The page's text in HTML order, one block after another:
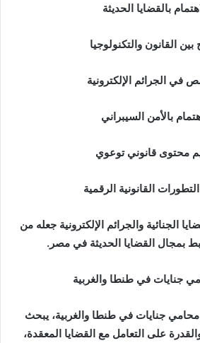
بالقضايا الحديثة
بين القانون والتكنولوجيا
في الجرائم الإلكترونية
بالأمن السيبراني
محتوى قانوني توعوي
القانونية الرقمية
الجنائية والجرائم الإلكترونية جعله من
بمجال القضايا الحديثة في مصر.
جنايات في طنطا والغربية
جنايات في طنطا والغربية، يبحث
على التعامل مع القضايا المعقدة،